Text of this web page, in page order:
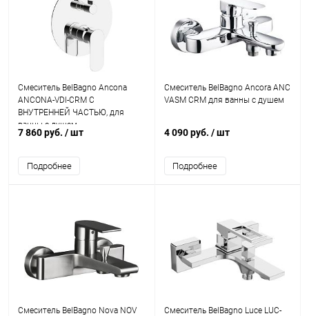
Смеситель BelBagno Ancona
ANCONA-VDI-CRM С
ВНУТРЕННЕЙ ЧАСТЬЮ, для
ванны с душем
7 860 руб. / шт
Подробнее
Смеситель BelBagno Ancora ANC
VASM CRM для ванны с душем
4 090 руб. / шт
Подробнее
Смеситель BelBagno Nova NOV
Смеситель BelBagno Luce LUC-